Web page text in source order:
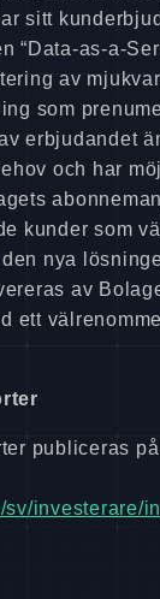
sitt
“Data-as-a-
av
som
erbjudandet
och har
kunder som
nya
av
ett
publiceras
sv/investerare/